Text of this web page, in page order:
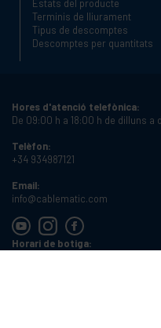
Estats del producte
Terminis de lliurament
Tipus de descomptes
Descomptes per quantitats
Hores d'atenció telefònica:
De 09:00 h a 18:00 h de dilluns a
Telèfon:
+34 934987121
Email:
info@cablematic.com
Horari de botiga: